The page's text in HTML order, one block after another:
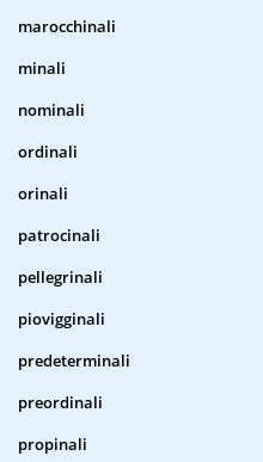
marocchinali
minali
nominali
ordinali
orinali
patrocinali
pellegrinali
piovigginali
predeterminali
preordinali
propinali